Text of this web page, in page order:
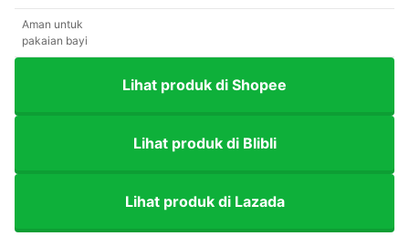
Aman untuk
pakaian bayi
Lihat produk di Shopee
Lihat produk di Blibli
Lihat produk di Lazada